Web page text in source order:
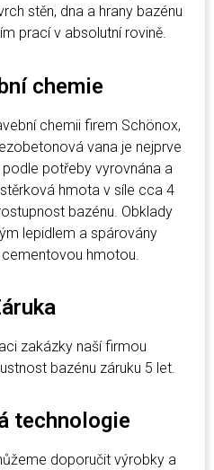
stěn, dna a hrany bazénu
prací v absolutní rovině.
chemie
chemii firem Schönox,
vana je nejprve
potřeby vyrovnána a
hmota v síle cca 4
bazénu. Obklady
lepidlem a spárovány
hmotou.
zakázky naší firmou
bazénu záruku 5 let.
technologie
doporučit výrobky a